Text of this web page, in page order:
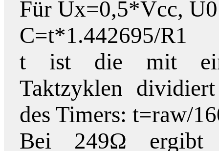
Für Ux=0,5*Vcc,
C=t*1.442695/R1
t ist die mit
Taktzyklen
des Timers: t=raw/
Bei 249Ω ergibt